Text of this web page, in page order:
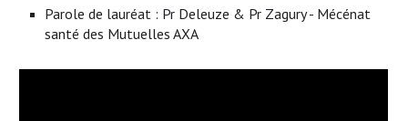
Parole de lauréat : Pr Deleuze & Pr Zagury - Mécénat
santé des Mutuelles AXA